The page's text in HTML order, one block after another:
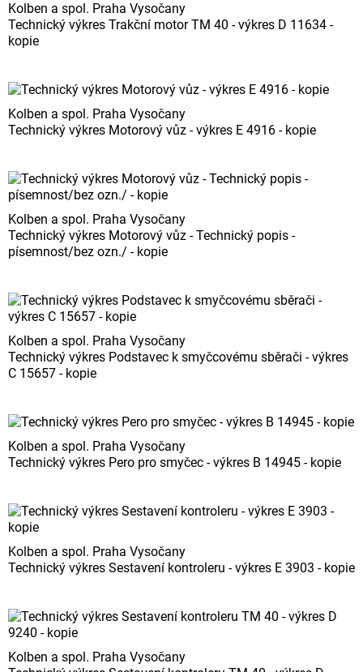
Kolben a spol. Praha Vysočany
Technický výkres Trakční motor TM 40 - výkres D 11634 -
kopie
Kolben a spol. Praha Vysočany
Technický výkres Motorový vůz - výkres E 4916 - kopie
Kolben a spol. Praha Vysočany
Technický výkres Motorový vůz - Technický popis -
písemnost/bez ozn./ - kopie
Kolben a spol. Praha Vysočany
Technický výkres Podstavec k smyčcovému sběrači - výkres
C 15657 - kopie
Kolben a spol. Praha Vysočany
Technický výkres Pero pro smyčec - výkres B 14945 - kopie
Kolben a spol. Praha Vysočany
Technický výkres Sestavení kontroleru - výkres E 3903 - kopie
Kolben a spol. Praha Vysočany